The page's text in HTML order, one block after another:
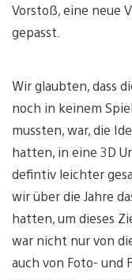
Vorstoß, eine neue
gepasst.
Wir glaubten, dass
noch in keinem
mussten, war, die
hatten, in eine 3D
defintiv leichter
wir über die Jahre
hatten, um dieses
war nicht nur von
auch von Foto- und